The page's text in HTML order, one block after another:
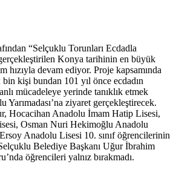
“Selçuklu Torunları Ecdadla
Konya tarihinin en büyük
hızıyla devam ediyor. Proje kapsamında
kişi bundan 101 yıl önce ecdadın
mücadeleye yerinde tanıklık etmek
Yarımadası’na ziyaret gerçekleştirecek.
Hocacihan Anadolu İmam Hatip Lisesi,
Osman Nuri Hekimoğlu Anadolu
Anadolu Lisesi 10. sınıf öğrencilerinin
Belediye Başkanı Uğur İbrahim
öğrencileri yalnız bırakmadı.